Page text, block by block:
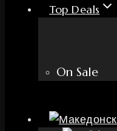
Top Deals
On Sale